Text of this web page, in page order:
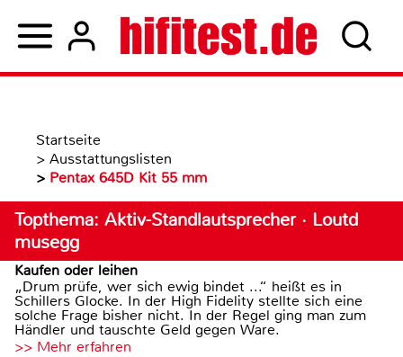
Startseite
> Ausstattungslisten
> Pentax 645D Kit 55 mm
Topthema: Aktiv-Standlautsprecher · Loutd
musegg
Kaufen oder leihen
„Drum prüfe, wer sich ewig bindet ...“ heißt es in
Schillers Glocke. In der High Fidelity stellte sich eine
solche Frage bisher nicht. In der Regel ging man zum
Händler und tauschte Geld gegen Ware.
>> Mehr erfahren